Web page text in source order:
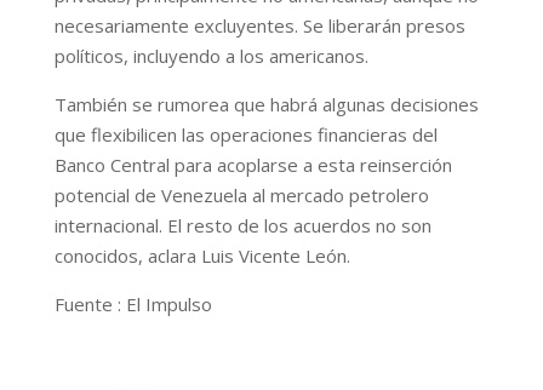
necesariamente excluyentes. Se liberarán presos
políticos, incluyendo a los americanos.
También se rumorea que habrá algunas decisiones
que flexibilicen las operaciones financieras del
Banco Central para acoplarse a esta reinserción
potencial de Venezuela al mercado petrolero
internacional. El resto de los acuerdos no son
conocidos, aclara Luis Vicente León.
Fuente : El Impulso